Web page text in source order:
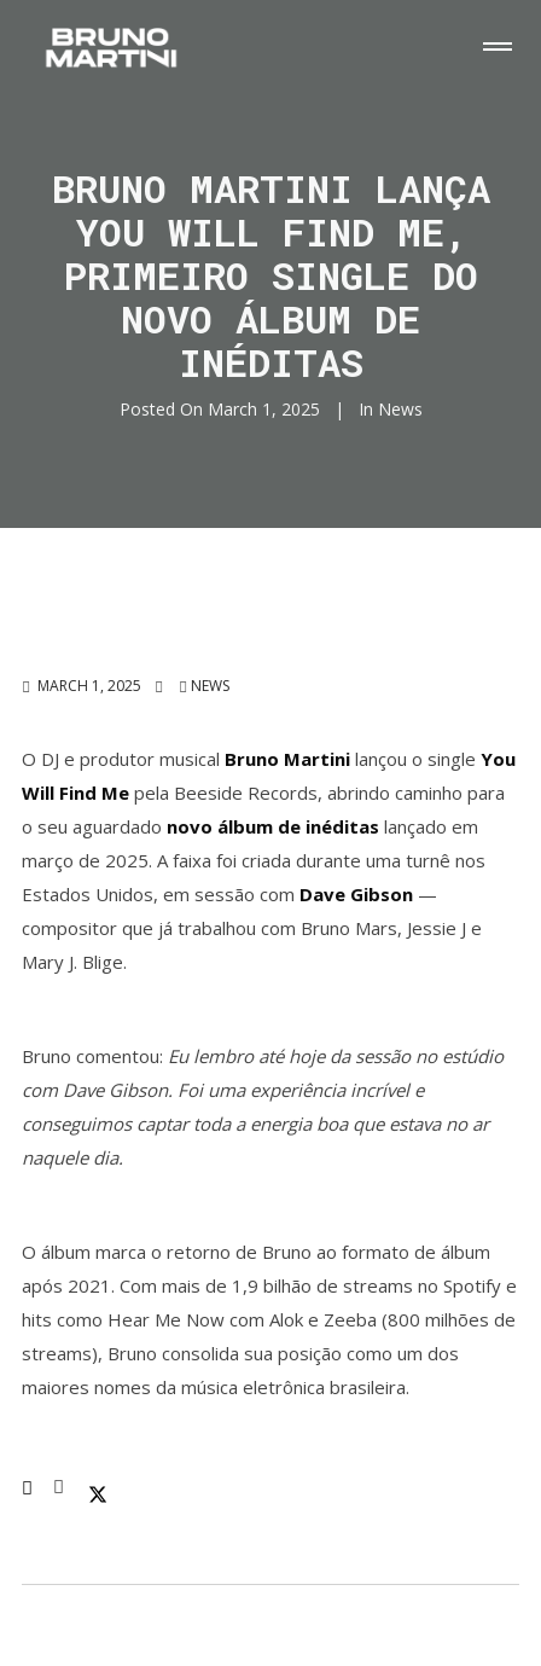
BRUNO MARTINI LANÇA
YOU WILL FIND ME,
PRIMEIRO SINGLE DO
NOVO ÁLBUM DE
INÉDITAS
Posted On March 1, 2025 In News
MARCH 1, 2025 NEWS
O DJ e produtor musical Bruno Martinilançou o single You
Will Find Mepela Beeside Records, abrindo caminho para
o seu aguardado novo álbum de inéditas lançado em
março de 2025. A faixa foi criada durante uma turnê nos
Estados Unidos, em sessão com Dave Gibson—
compositor que já trabalhou com Bruno Mars, Jessie J e
Mary J. Blige.
Bruno comentou: Eu lembro até hoje da sessão no estúdio
com Dave Gibson. Foi uma experiência incrível e
conseguimos captar toda a energia boa que estava no ar
naquele dia.
O álbum marca o retorno de Bruno ao formato de álbum
após 2021. Com mais de 1,9 bilhão de streams no Spotify e
hits como Hear Me Now com Alok e Zeeba (800 milhões de
streams), Bruno consolida sua posição como um dos
maiores nomes da música eletrônica brasileira.